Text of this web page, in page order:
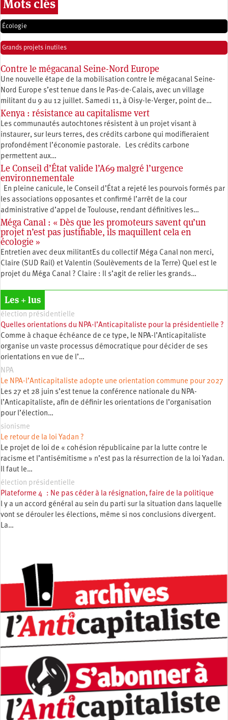
Mots clés
Écologie
Grands projets inutiles
Contre le mégacanal Seine-Nord Europe
Une nouvelle étape de la mobilisation contre le mégacanal Seine-
Nord Europe s’est tenue dans le Pas-de-Calais, avec un village
militant du 9 au 12 juillet. Samedi 11, à Oisy-le-Verger, point de…
Kenya : résistance au capitalisme vert
Les communautés autochtones résistent à un projet visant à
instaurer, sur leurs terres, des crédits carbone qui modifieraient
profondément l’économie pastorale. Les crédits carbone
permettent aux…
Le Conseil d’État valide l’A69 malgré l’urgence
environnementale
En pleine canicule, le Conseil d’État a rejeté les pourvois formés par
les associations opposantes et confirmé l’arrêt de la cour
administrative d’appel de Toulouse, rendant définitives les…
Méga Canal : « Dès que les promoteurs savent qu’un
projet n’est pas justifiable, ils maquillent cela en
écologie »
Entretien avec deux militantEs du collectif Méga Canal non merci,
Claire (SUD Rail) et Valentin (Soulèvements de la Terre) Quel est le
projet du Méga Canal ? Claire : Il s’agit de relier les grands…
Les + lus
élection présidentielle
Quelles orientations du NPA-l’Anticapitaliste pour la présidentielle ?
Comme à chaque échéance de ce type, le NPA-l’Anticapitaliste
organise un vaste processus démocratique pour décider de ses
orientations en vue de l’…
NPA
Le NPA-l’Anticapitaliste adopte une orientation commune pour 2027
Les 27 et 28 juin s’est tenue la conférence nationale du NPA-
l’Anticapitaliste, afin de définir les orientations de l’organisation
pour l’élection…
sionisme
Le retour de la loi Yadan ?
Le projet de loi de « cohésion républicaine par la lutte contre le
racisme et l’antisémitisme » n’est pas la résurrection de la loi Yadan.
Il faut le…
élection présidentielle
Plateforme 4 : Ne pas céder à la résignation, faire de la politique
l y a un accord général au sein du parti sur la situation dans laquelle
vont se dérouler les élections, même si nos conclusions divergent.
La…